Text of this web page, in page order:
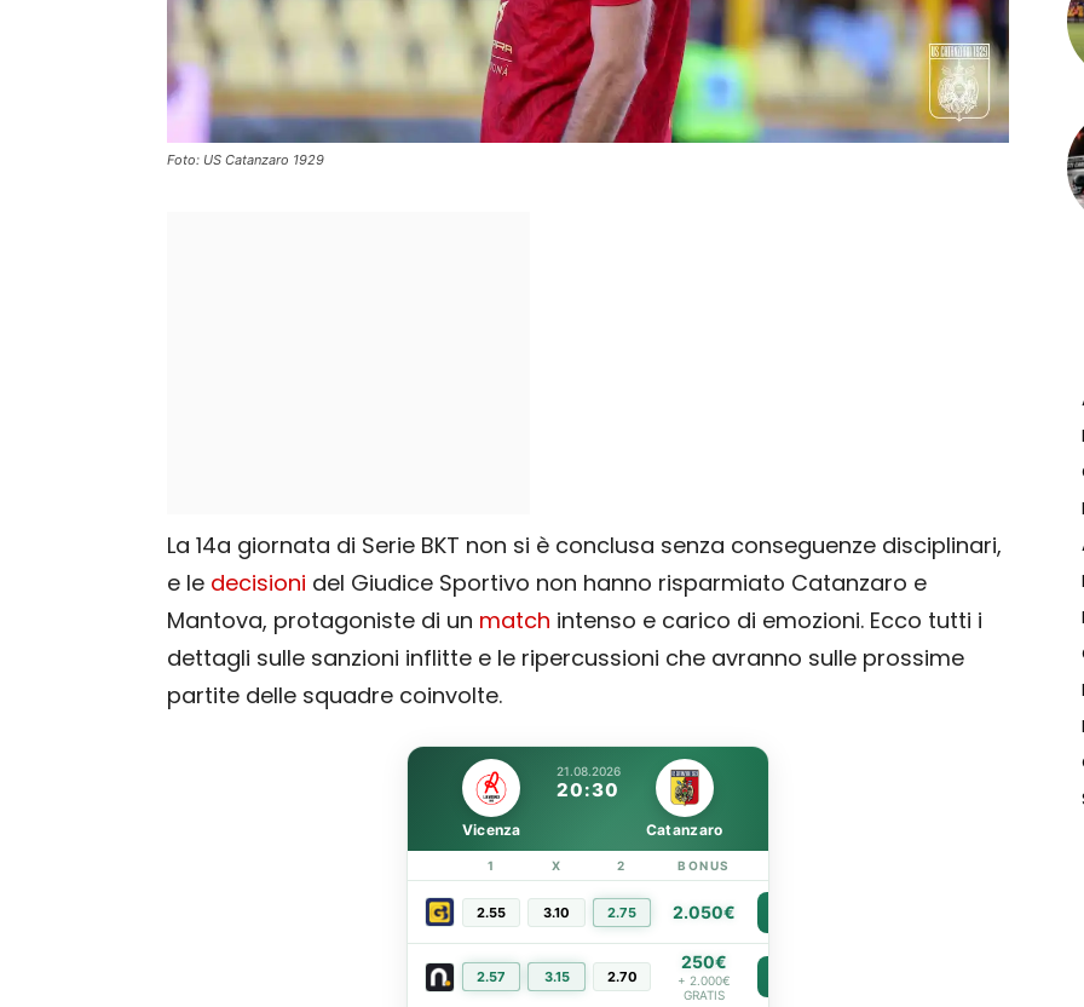
Foto: US Catanzaro 1929
La 14a giornata di Serie BKT non si è conclusa senza conseguenze disciplinari,
e le decisioni del Giudice Sportivo non hanno risparmiato Catanzaro e
Mantova, protagoniste di un match intenso e carico di emozioni. Ecco tutti i
dettagli sulle sanzioni inflitte e le ripercussioni che avranno sulle prossime
partite delle squadre coinvolte.
21.08.2026
20:30
Vicenza Catanzaro
1 X 2 BONUS
2.55 3.10 2.75 2.050€
2.57 3.15 2.70
250€
+ 2.000€
GRATIS